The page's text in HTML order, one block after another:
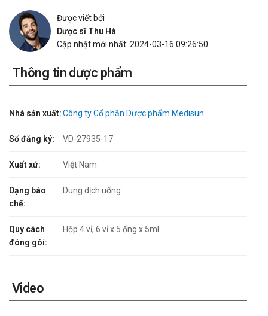
Được viết bởi
Dược sĩ Thu Hà
Cập nhật mới nhất: 2024-03-16 09:26:50
Thông tin dược phẩm
Nhà sản xuất:Công ty Cổ phần Dược phẩm Medisun
Số đăng ký: VD-27935-17
Xuất xứ: Việt Nam
Dạng bào
chế:
Dung dịch uống
Quy cách
đóng gói:
Hộp 4 vỉ, 6 vỉ x 5 ống x 5ml
Video